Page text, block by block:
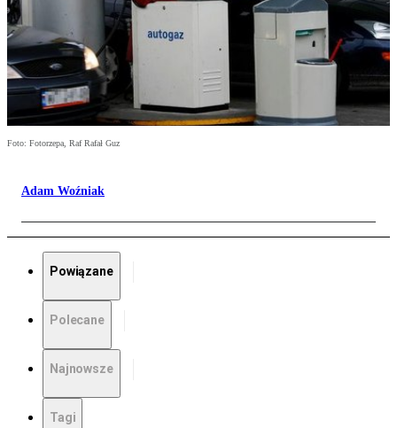
Foto: Fotorzepa, Raf Rafał Guz
Adam Woźniak
Powiązane
Polecane
Najnowsze
Tagi